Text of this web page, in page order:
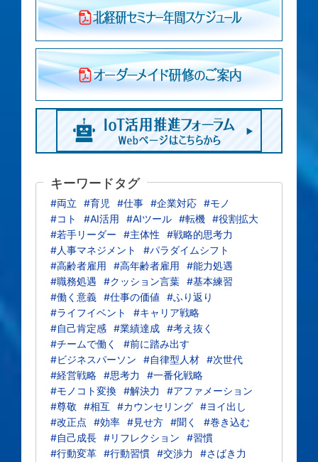
キーワードタグ
#両立 #育児 #仕事 #企業対応 #モノ
#コト
#AI活用 #AIツール #転機 #役割拡大
#若手リーダー
#主体性
#戦略的思考力
#人事マネジメント
#パラダイムシフト
#高齢者雇用
#高年齢者雇用
#能力処遇
#職務処遇
#クッション言葉 #基本練習
#働く意義 #仕事の価値
#ふり返り
#ライフイベント
#キャリア戦略
#自己肯定感 #業績達成 #考え抜く
#チームで働く
#前に踏み出す
#ビジネスパーソン
#自律型人材 #次世代
#経営戦略 #思考力
#一番化戦略
#モノコト変換 #解決力
#アファメーション
#尊敬
#相互 #カウンセリング #ヨイ出し
#改正点
#効率 #見せ方 #聞く
#巻き込む
#自己成長 #リフレクション
#習慣
#行動変革 #行動習慣 #交渉力
#さばき力